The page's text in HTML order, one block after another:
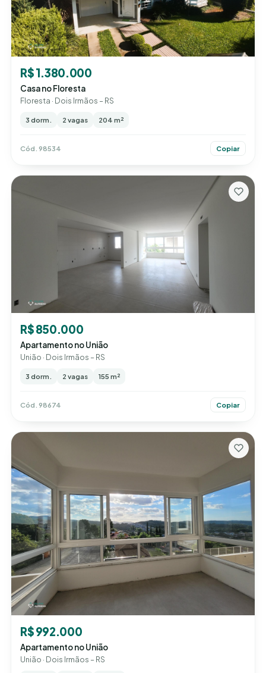
R$ 1.380.000
Casa no Floresta
Floresta · Dois Irmãos – RS
3 dorm. 2 vagas 204 m²
Cód. 98534 Copiar
R$ 850.000
Apartamento no União
União · Dois Irmãos – RS
3 dorm. 2 vagas 155 m²
Cód. 98674 Copiar
R$ 992.000
Apartamento no União
União · Dois Irmãos – RS